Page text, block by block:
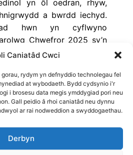
Caniatâd Cwci
rydym yn defnyddio technolegau fel
at wybodaeth. Bydd cydsynio i'r
i brosesu data megis ymddygiad pori neu
Gall peidio â rhoi caniatâd neu dynnu
ar rai nodweddion a swyddogaethau.
Derbyn
yn ôl oedran, rhyw,
a bwrdd iechyd.
hwn yn cyflwyno
Chwefror 2025 sy’n
sylfaenol ac
sylfaenol; Cysylltedd
personol; Sicrwydd
uned o alcohol; Sgrinio’r
artiffisial.
Sharp, Karen Hughes